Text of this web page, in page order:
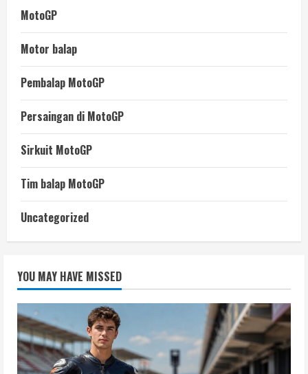
MotoGP
Motor balap
Pembalap MotoGP
Persaingan di MotoGP
Sirkuit MotoGP
Tim balap MotoGP
Uncategorized
YOU MAY HAVE MISSED